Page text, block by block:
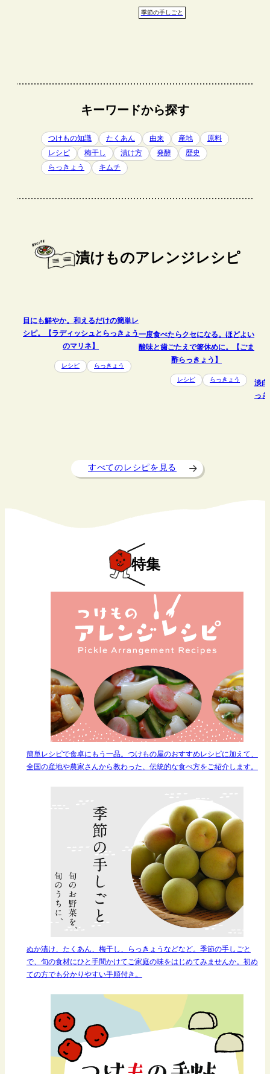
季節の手しごと
キーワードから探す
つけもの知識 たくあん 由来 産地
原料
レシピ
梅干し 漬け方 発酵
歴史
らっきょう
キムチ
漬けものアレンジレシピ
すべてのレシピを見る
目にも鮮やか。和えるだけの簡単レ
シピ。【ラディッシュとらっきょう
のマリネ】
レシピ らっきょう
一度食べたらクセになる。ほどよい
酸味と歯ごたえで箸休めに。【ごま
酢らっきょう】
レシピ らっきょう
淡
っ
特集
簡単レシピで食卓にもう一品。つけもの屋のおすすめレシピに加えて、
全国の産地や農家さんから教わった、伝統的な食べ方をご紹介します。
ぬか漬け、たくあん、梅干し、らっきょうなどなど。季節の手しごと
で、旬の食材にひと手間かけてご家庭の味をはじめてみませんか。初め
ての方でも分かりやすい手順付き。